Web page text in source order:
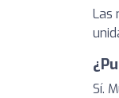
Las
Sí.